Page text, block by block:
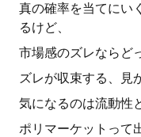
真の確率を当てにい
るけど、
市場感のズレならど
ズレが収束する、見
気になるのは流動性
ポリマーケットって